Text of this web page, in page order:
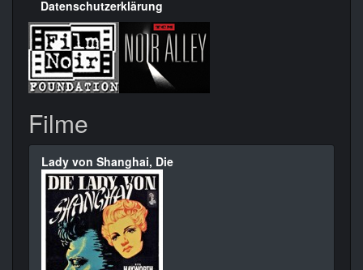
Datenschutzerklärung
Filme
Lady von Shanghai, Die